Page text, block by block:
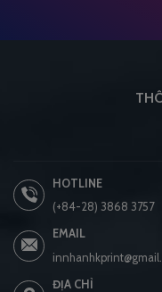
HOTLINE
(+84-28) 3868 3757
EMAIL
ĐỊA CHỈ